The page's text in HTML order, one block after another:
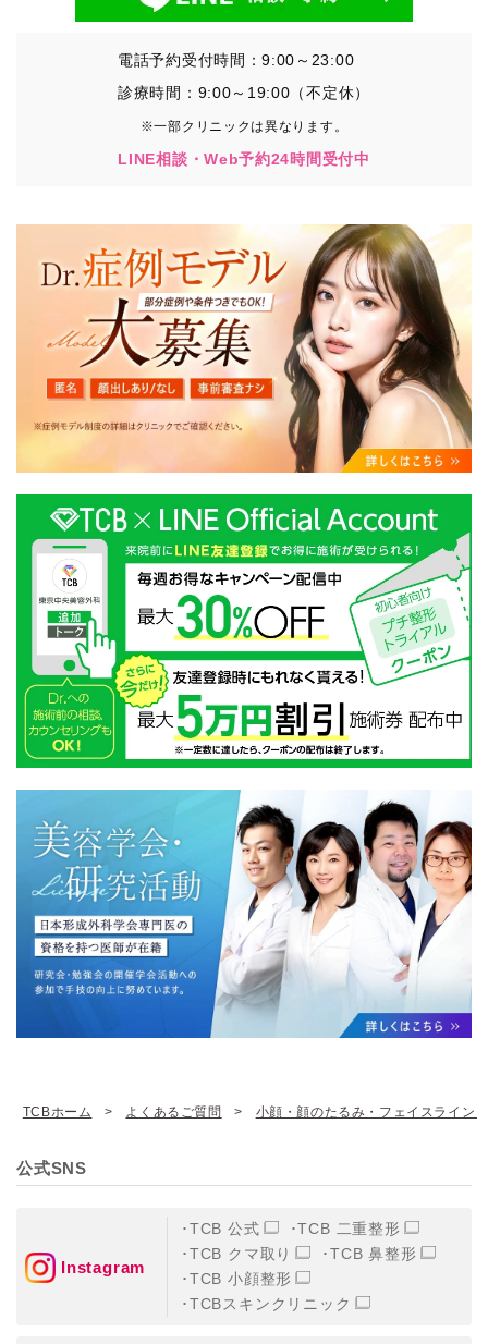
電話予約受付時間：9:00～23:00
診療時間：9:00～19:00（不定休）
※一部クリニックは異なります。
LINE相談・Web予約24時間受付中
TCBホーム よくあるご質問 小顔・顔のたるみ・フェイスライン
公式SNS
Instagram
TCB 公式
TCB 二重整形
TCB クマ取り
TCB 鼻整形
TCB 小顔整形
TCBスキンクリニック